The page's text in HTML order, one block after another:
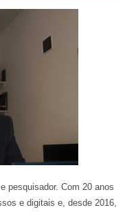
pesquisador. Com 20 anos
e digitais e, desde 2016,